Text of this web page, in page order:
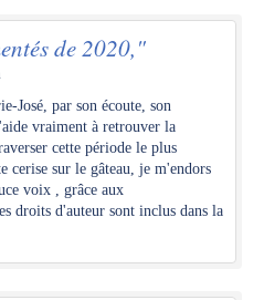
de 2020,"
José, par son écoute, son
vraiment à retrouver la
cette période le plus
cerise sur le gâteau, je m'endors
voix , grâce aux
droits d'auteur sont inclus dans la